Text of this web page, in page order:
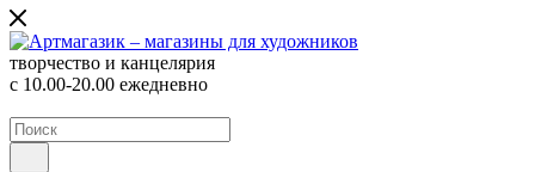
творчество и канцелярия
с 10.00-20.00 ежедневно